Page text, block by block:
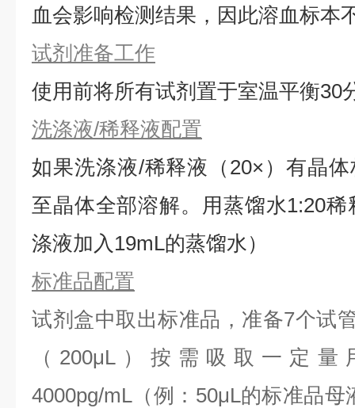
血会影响检测结果，因此溶血标本
试剂准备工作
使用前将所有试剂置于室温平衡30
洗涤液/稀释液配置
如果洗涤液/稀释液（20×）有晶
⾄晶体全部溶解。用蒸馏水1:20
涤液加入19mL的蒸馏水）
标准品配置
试剂盒中取出标准品，准备7个试
（200μL）按需吸取一定
4000pg/mL（例：50μL的标准品